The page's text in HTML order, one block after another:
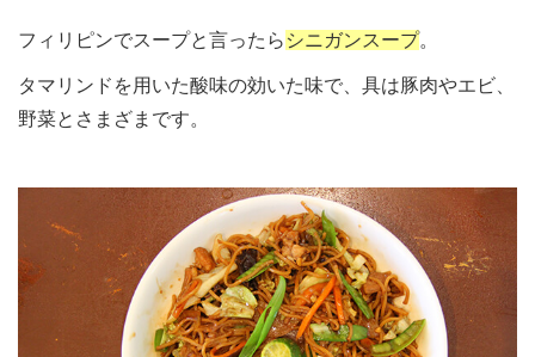
フィリピンでスープと言ったら シニガンスープ。
タマリンドを用いた酸味の効いた味で、具は豚肉やエビ、
野菜とさまざまです。